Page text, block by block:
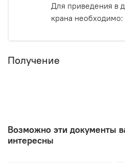
Для приведения в
крана необходимо:
Получение
Возможно эти документы
интересны